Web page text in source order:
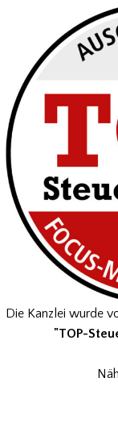
Die Kanzlei wurde
"TOP-